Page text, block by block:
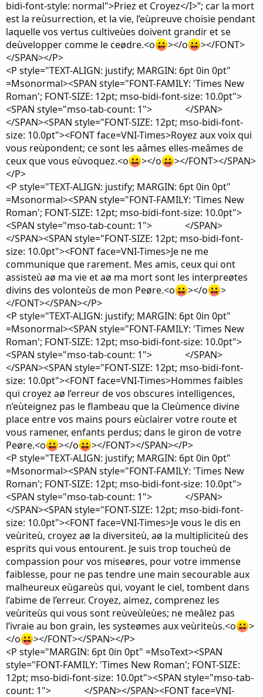
bidi-font-style: normal">Priez et Croyez</I>”; car la mort
est la reùsurrection, et la vie, l’eùpreuve choisie pendant
laquelle vos vertus cultiveùes doivent grandir et se
deùvelopper comme le ceødre.<o
></o
></FONT>
</SPAN></P>
<P style="TEXT-ALIGN: justify; MARGIN: 6pt 0in 0pt"
=Msonormal><SPAN style="FONT-FAMILY: 'Times New
Roman'; FONT-SIZE: 12pt; mso-bidi-font-size: 10.0pt">
<SPAN style="mso-tab-count: 1"> </SPAN>
</SPAN><SPAN style="FONT-SIZE: 12pt; mso-bidi-font-
size: 10.0pt"><FONT face=VNI-Times>Royez aux voix qui
vous reùpondent; ce sont les aâmes elles-meâmes de
ceux que vous eùvoquez.<o
></o
></FONT></SPAN>
</P>
<P style="TEXT-ALIGN: justify; MARGIN: 6pt 0in 0pt"
=Msonormal><SPAN style="FONT-FAMILY: 'Times New
Roman'; FONT-SIZE: 12pt; mso-bidi-font-size: 10.0pt">
<SPAN style="mso-tab-count: 1"> </SPAN>
</SPAN><SPAN style="FONT-SIZE: 12pt; mso-bidi-font-
size: 10.0pt"><FONT face=VNI-Times>Je ne me
communique que rarement. Mes amis, ceux qui ont
assisteù aø ma vie et aø ma mort sont les interpreøtes
divins des volonteùs de mon Peøre.<o
></o
>
</FONT></SPAN></P>
<P style="TEXT-ALIGN: justify; MARGIN: 6pt 0in 0pt"
=Msonormal><SPAN style="FONT-FAMILY: 'Times New
Roman'; FONT-SIZE: 12pt; mso-bidi-font-size: 10.0pt">
<SPAN style="mso-tab-count: 1"> </SPAN>
</SPAN><SPAN style="FONT-SIZE: 12pt; mso-bidi-font-
size: 10.0pt"><FONT face=VNI-Times>Hommes faibles
qui croyez aø l’erreur de vos obscures intelligences,
n’eùteignez pas le flambeau que la Cleùmence divine
place entre vos mains pours eùclairer votre route et
vous ramener, enfants perdus; dans le giron de votre
Peøre.<o
></o
></FONT></SPAN></P>
<P style="TEXT-ALIGN: justify; MARGIN: 6pt 0in 0pt"
=Msonormal><SPAN style="FONT-FAMILY: 'Times New
Roman'; FONT-SIZE: 12pt; mso-bidi-font-size: 10.0pt">
<SPAN style="mso-tab-count: 1"> </SPAN>
</SPAN><SPAN style="FONT-SIZE: 12pt; mso-bidi-font-
size: 10.0pt"><FONT face=VNI-Times>Je vous le dis en
veùriteù, croyez aø la diversiteù, aø la multipliciteù des
esprits qui vous entourent. Je suis trop toucheù de
compassion pour vos miseøres, pour votre immense
faiblesse, pour ne pas tendre une main secourable aux
malheureux eùgareùs qui, voyant le ciel, tombent dans
l’abime de l’erreur. Croyez, aimez, comprenez les
veùriteùs qui vous sont reùveùleùes; ne meâlez pas
l’ivraie au bon grain, les systeømes aux veùriteùs.<o
>
</o
></FONT></SPAN></P>
<P style="MARGIN: 6pt 0in 0pt" =MsoText><SPAN
style="FONT-FAMILY: 'Times New Roman'; FONT-SIZE:
12pt; mso-bidi-font-size: 10.0pt"><SPAN style="mso-tab-
count: 1"> </SPAN></SPAN><FONT face=VNI-